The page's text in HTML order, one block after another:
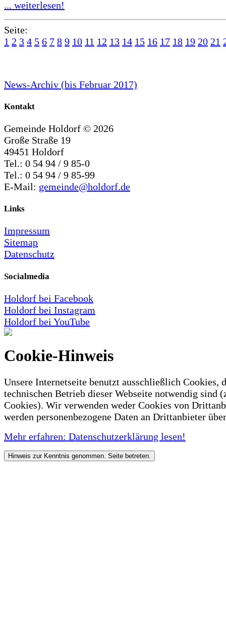
... weiterlesen!
Seite:
1 2 3 4 5 6 7 8 9 10 11 12 13 14 15 16 17 18 19 20 21
News-Archiv (bis Februar 2017)
Kontakt
Gemeinde Holdorf © 2026
Große Straße 19
49451 Holdorf
Tel.: 0 54 94 / 9 85-0
Tel.: 0 54 94 / 9 85-99
E-Mail: gemeinde@holdorf.de
Links
Impressum
Sitemap
Datenschutz
Socialmedia
Holdorf bei Facebook
Holdorf bei Instagram
Holdorf bei YouTube
Cookie-Hinweis
Unsere Internetseite benutzt ausschließlich Cookies,
technischen Betrieb dieser Webseite notwendig sind
Cookies). Wir verwenden weder Cookies von
werden personenbezogene Daten an Drittanbieter
Mehr erfahren: Datenschutzerklärung lesen!
Hinweis zur Kenntnis genommen. Seite betreten.